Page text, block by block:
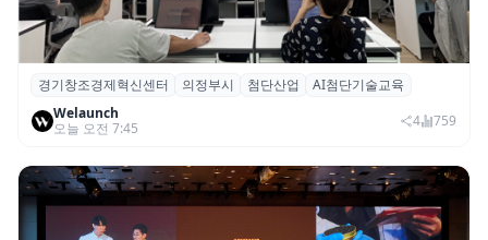
경기혁신센터, 의정부시 ‘AI 첨단기술교육’
기초·심화과정 성료
경기창조경제혁신센터 의정부시 첨단산업
AI첨단기술교육
Welaunch
오늘 오전 7:45
4 759